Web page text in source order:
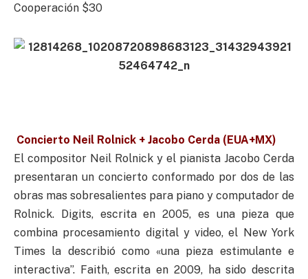
Cooperación $30
Concierto Neil Rolnick + Jacobo Cerda (EUA+MX)
El compositor Neil Rolnick y el pianista Jacobo Cerda
presentaran un concierto conformado por dos de las
obras mas sobresalientes para piano y computador de
Rolnick. Digits, escrita en 2005, es una pieza que
combina procesamiento digital y video, el New York
Times la describió como «una pieza estimulante e
interactiva”. Faith, escrita en 2009, ha sido descrita